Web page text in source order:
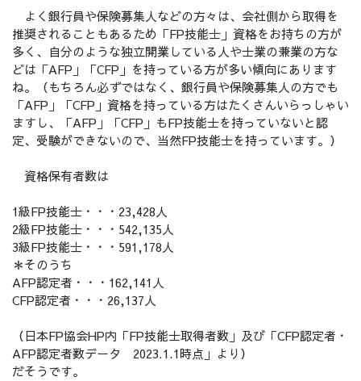
よく銀行員や保険募集人などの方々は、会社側から取得を
推奨されることもあるため「FP技能士」資格をお持ちの方が
多く、自分のような独立開業している人や士業の兼業の方な
どは「AFP」「CFP」を持っている方が多い傾向にあります
ね。（もちろん必ずではなく、銀行員や保険募集人の方でも
「AFP」「CFP」資格を持っている方はたくさんいらっしゃい
ますし、「AFP」「CFP」もFP技能士を持っていないと認
定、受験ができないので、当然FP技能士を持っています。）
資格保有者数は
1級FP技能士・・・23,428人
2級FP技能士・・・542,135人
3級FP技能士・・・591,178人
＊そのうち
AFP認定者・・・162,141人
CFP認定者・・・26,137人
（日本FP協会HP内「FP技能士取得者数」及び「CFP認定者・
AFP認定者数データ 2023.1.1時点」より）
だそうです。